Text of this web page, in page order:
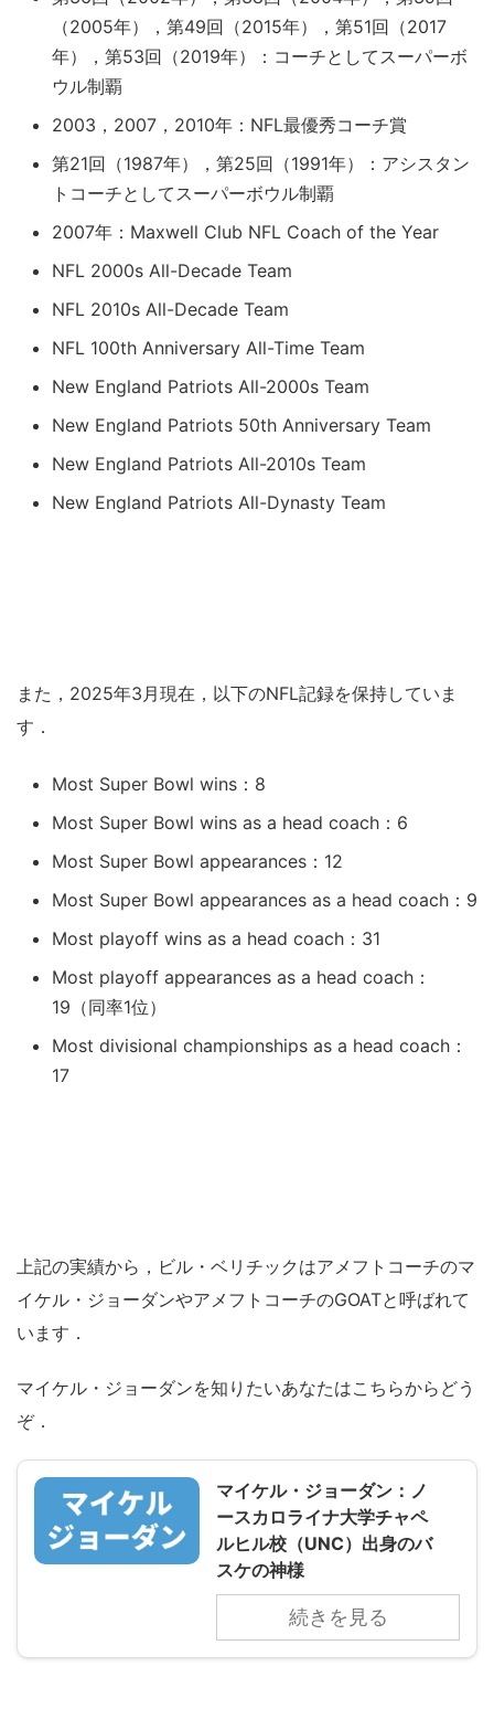
（2005年），第49回（2015年），第51回（2017
年），第53回（2019年）：コーチとしてスーパーボ
ウル制覇
2003，2007，2010年：NFL最優秀コーチ賞
第21回（1987年），第25回（1991年）：アシスタン
トコーチとしてスーパーボウル制覇
2007年：Maxwell Club NFL Coach of the Year
NFL 2000s All-Decade Team
NFL 2010s All-Decade Team
NFL 100th Anniversary All-Time Team
New England Patriots All-2000s Team
New England Patriots 50th Anniversary Team
New England Patriots All-2010s Team
New England Patriots All-Dynasty Team
また，2025年3月現在，以下のNFL記録を保持していま
す．
Most Super Bowl wins：8
Most Super Bowl wins as a head coach：6
Most Super Bowl appearances：12
Most Super Bowl appearances as a head coach：9
Most playoff wins as a head coach：31
Most playoff appearances as a head coach：
19（同率1位）
Most divisional championships as a head coach：
17
上記の実績から，ビル・ベリチックはアメフトコーチのマ
イケル・ジョーダンやアメフトコーチのGOATと呼ばれて
います．
マイケル・ジョーダンを知りたいあなたはこちらからどう
ぞ．
マイケル・ジョーダン：ノ
ースカロライナ大学チャペ
ルヒル校（UNC）出身のバ
スケの神様
続きを見る